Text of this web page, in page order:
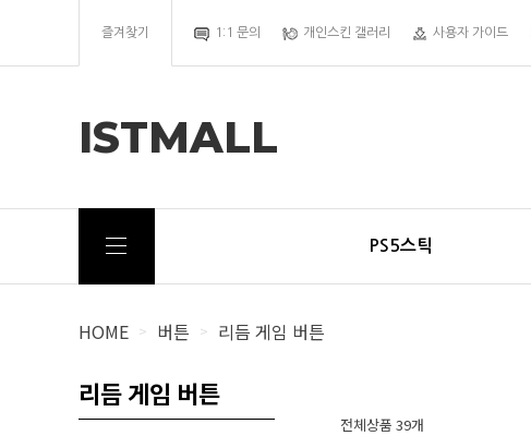
즐겨찾기 1:1 문의 개인스킨 갤러리 사용자 가이드
ISTMALL
PS5스틱
HOME > 버튼 > 리듬 게임 버튼
리듬 게임 버튼
전체상품 39개